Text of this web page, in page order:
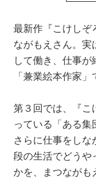
最新作『こけしぞ
ながもえさん。実
して働き、仕事
「兼業絵本作家」
第３回では、『
っている「ある集
さらに仕事をし
段の生活でどう
かを、まつながも